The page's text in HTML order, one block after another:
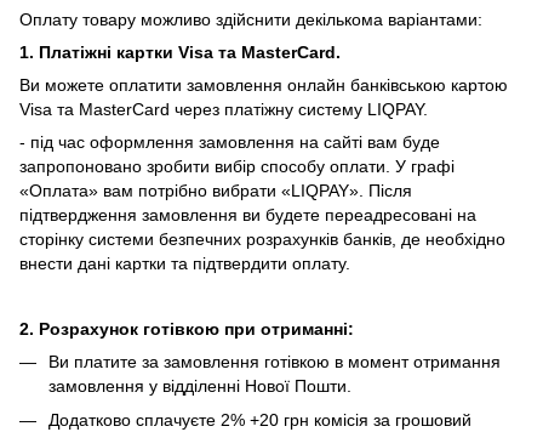
Оплату товару можливо здійснити декількома варіантами:
1. Платіжні картки Visa та MasterCard.
Ви можете оплатити замовлення онлайн банківською картою
Visa та MasterCard через платіжну систему LIQPAY.
- під час оформлення замовлення на сайті вам буде
запропоновано зробити вибір способу оплати. У графі
«Оплата» вам потрібно вибрати «LIQPAY». Після
підтвердження замовлення ви будете переадресовані на
сторінку системи безпечних розрахунків банків, де необхідно
внести дані картки та підтвердити оплату.
2. Розрахунок готівкою при отриманні:
Ви платите за замовлення готівкою в момент отримання
замовлення у відділенні Нової Пошти.
Додатково сплачуєте 2% +20 грн комісія за грошовий